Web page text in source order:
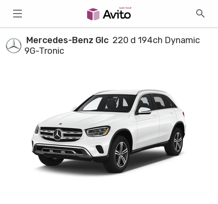
Mercedes-Benz Glc 220 d 194ch Dynamic
9G-Tronic